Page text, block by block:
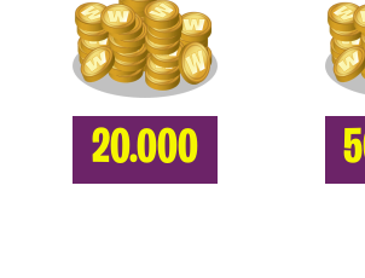
20.000